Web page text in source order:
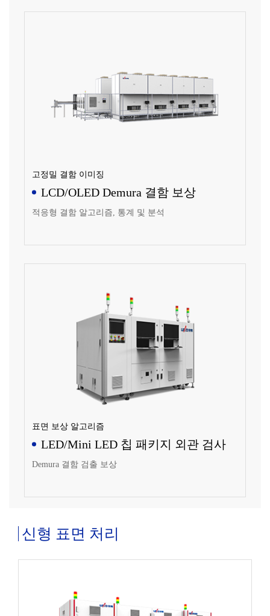
고정밀 결함 이미징
LCD/OLED Demura 결함 보상
적응형 결함 알고리즘, 통계 및 분석
표면 보상 알고리즘
LED/Mini LED 칩 패키지 외관 검사
Demura 결함 검출 보상
신형 표면 처리